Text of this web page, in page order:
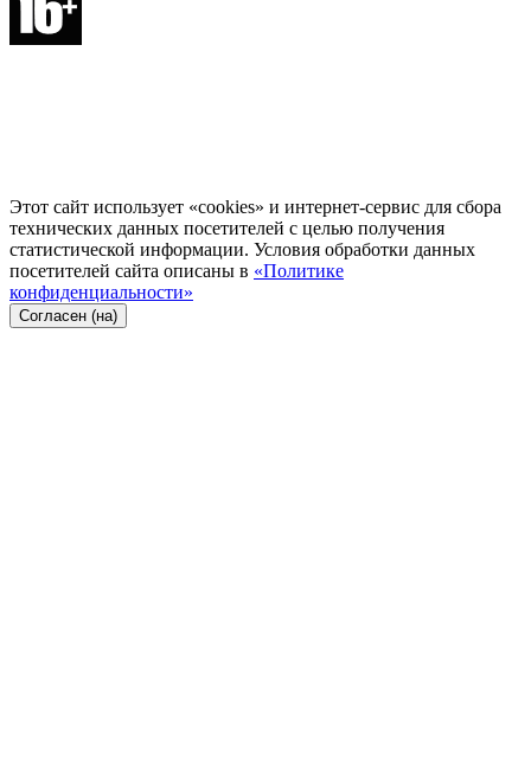
Этот сайт использует «cookies» и интернет-сервис для сбора
технических данных посетителей с целью получения
статистической информации. Условия обработки данных
посетителей сайта описаны в «Политике
конфиденциальности»
Согласен (на)